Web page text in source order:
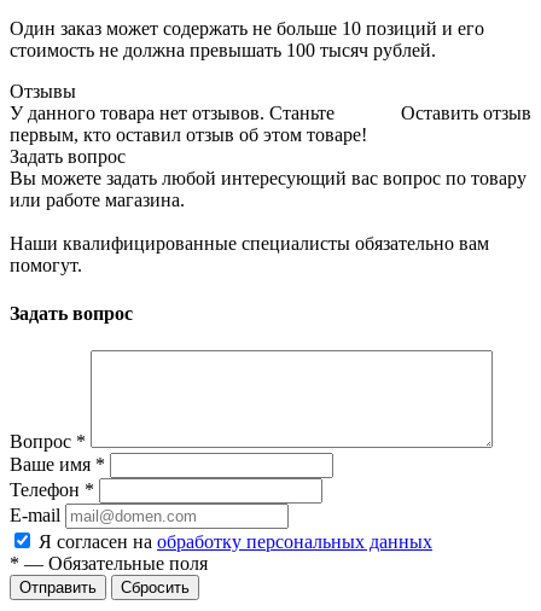
Один заказ может содержать не больше 10 позиций и его
стоимость не должна превышать 100 тысяч рублей.
Отзывы
Оставить отзыв
У данного товара нет отзывов. Станьте
первым, кто оставил отзыв об этом товаре!
Задать вопрос
Вы можете задать любой интересующий вас вопрос по товару
или работе магазина.
Наши квалифицированные специалисты обязательно вам
помогут.
Задать вопрос
Вопрос *
Ваше имя *
Телефон *
E-mail
Я согласен на обработку персональных данных
* — Обязательные поля
Отправить Сбросить